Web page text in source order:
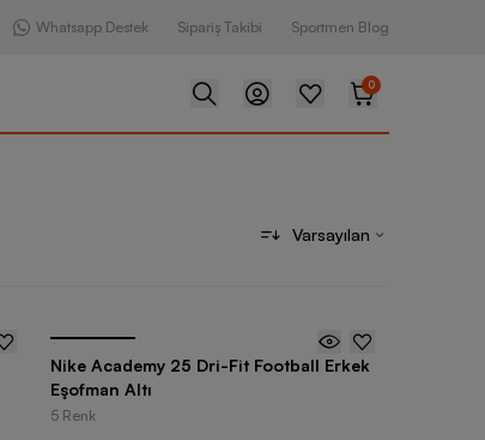
Whatsapp Destek Sipariş Takibi Sportmen Blog
0
Varsayılan
Nike Academy 25 Dri-Fit Football Erkek
Eşofman Altı
5 Renk